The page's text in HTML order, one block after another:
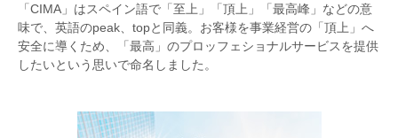
「CIMA」はスペイン語で「至上」「頂上」「最高峰」などの意
味で、英語のpeak、topと同義。お客様を事業経営の「頂上」へ
安全に導くため、「最高」のプロッフェショナルサービスを提供
したいという思いで命名しました。